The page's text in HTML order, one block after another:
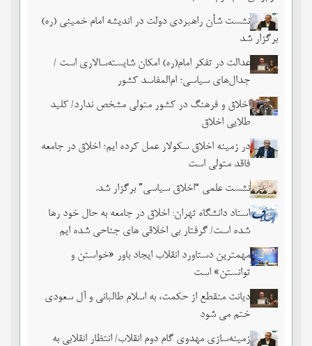
نشست شأن راهبردی دولت در اندیشه امام خمینی (ره)
برگزار شد
عدالت در تفکر امام(ره) امکان شایسته‌سالاری است /
جدال‌های سیاسی؛ ام‌المفاسد کشور
اخلاق و فرهنگ در کشور متولی مشخص ندارد/ کلید
طلایی اخلاق
در زمینه اخلاق سکولار عمل کرده ایم؛ اخلاق در جامعه
فاقد متولی است
نشست علمی “اخلاق سیاسی” برگزار شد.
استاد دانشگاه تهران: اخلاق در جامعه به حال خود رها
شده است/ گرفتار بی اخلاقی های جناحی شده ایم
مهمترین دستاورد انقلاب ایجاد باور «خواستن و
توانستن» است
دیانت منقطع از حکمت، به اسلام طالبانی و آل سعودی
ختم می شود
زمینه‌سازی مهدوی گام دوم انقلاب/ انتظار انقلابی به